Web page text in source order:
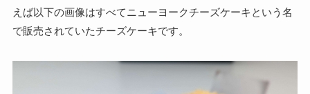
えば以下の画像はすべてニューヨークチーズケーキという名
で販売されていたチーズケーキです。